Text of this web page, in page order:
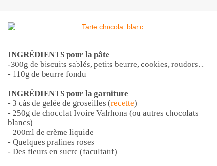
INGRÉDIENTS pour la pâte
-300g de biscuits sablés, petits beurre, cookies, roudors...
- 110g de beurre fondu
INGRÉDIENTS pour la garniture
- 3 càs de gelée de groseilles (recette)
- 250g de chocolat Ivoire Valrhona (ou autres chocolats
blancs)
- 200ml de crème liquide
- Quelques pralines roses
- Des fleurs en sucre (facultatif)